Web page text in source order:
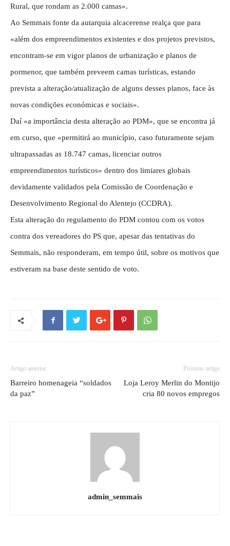
Rural, que rondam as 2.000 camas».
Ao Semmais fonte da autarquia alcacerense realça que para
«além dos empreendimentos existentes e dos projetos previstos,
encontram-se em vigor planos de urbanização e planos de
pormenor, que também preveem camas turísticas, estando
prevista a alteração/atualização de alguns desses planos, face às
novas condições económicas e sociais».
Daí «a importância desta alteração ao PDM», que se encontra já
em curso, que «permitirá ao município, caso futuramente sejam
ultrapassadas as 18.747 camas, licenciar outros
empreendimentos turísticos» dentro dos limiares globais
devidamente validados pela Comissão de Coordenação e
Desenvolvimento Regional do Alentejo (CCDRA).
Esta alteração do regulamento do PDM contou com os votos
contra dos vereadores do PS que, apesar das tentativas do
Semmais, não responderam, em tempo útil, sobre os motivos que
estiveram na base deste sentido de voto.
Artigo anterior
Barreiro homenageia “soldados
da paz”
Próximo artigo
Loja Leroy Merlin do Montijo
cria 80 novos empregos
admin_semmais